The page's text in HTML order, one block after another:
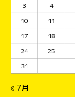
3
4
10
11
17
18
24
25
31
« 7月